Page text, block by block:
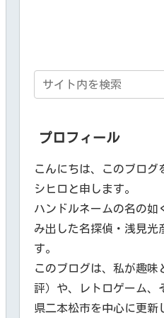
プロフィール
こんにちは、このブログ
シヒロと申します。
ハンドルネームの名の如
み出した名探偵・浅見光
す。
このブログは、私が趣味
評）や、レトロゲーム、
県二本松市を中心に更新